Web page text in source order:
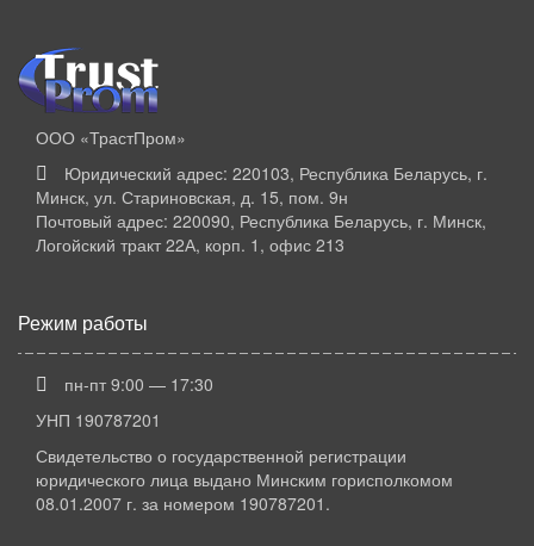
ООО «ТрастПром»
Юридический адрес: 220103, Республика Беларусь, г.
Минск, ул. Стариновская, д. 15, пом. 9н
Почтовый адрес: 220090, Республика Беларусь, г. Минск,
Логойский тракт 22А, корп. 1, офис 213
Режим работы
пн-пт 9:00 — 17:30
УНП 190787201
Свидетельство о государственной регистрации
юридического лица выдано Минским горисполкомом
08.01.2007 г. за номером 190787201.